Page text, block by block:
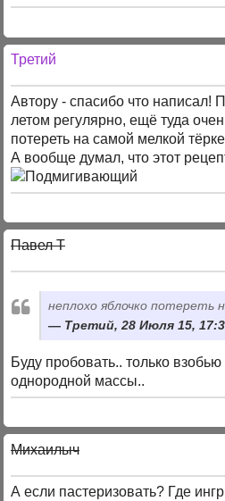
Третий
Автору - спасибо что написал!
летом регулярно, ещё туда
потереть на самой мелкой
А вообще думал, что этот
Павел T
неплохо яблочко потереть
Третий, 28 Июля 15,
Буду пробовать.. только
однородной массы..
Михаилыч
А если пастеризовать? Где